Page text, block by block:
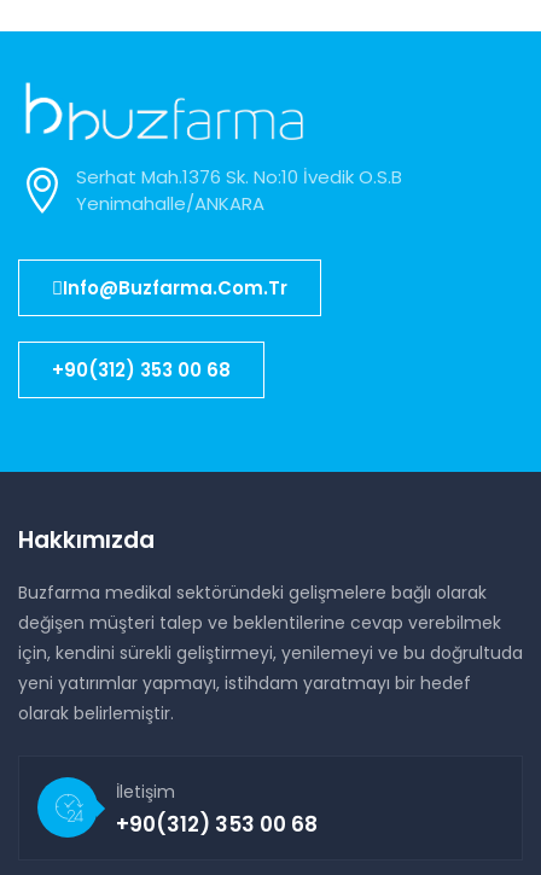
Serhat Mah.1376 Sk. No:10 İvedik O.S.B
Yenimahalle/ANKARA
Info@buzfarma.com.tr
+90(312) 353 00 68
Hakkımızda
Buzfarma medikal sektöründeki gelişmelere bağlı olarak
değişen müşteri talep ve beklentilerine cevap verebilmek
için, kendini sürekli geliştirmeyi, yenilemeyi ve bu doğrultuda
yeni yatırımlar yapmayı, istihdam yaratmayı bir hedef
olarak belirlemiştir.
İletişim
+90(312) 353 00 68